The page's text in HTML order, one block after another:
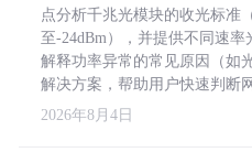
点分析千兆光模块的收光标准
至-24dBm），并提供不同速
解释功率异常的常见原因（如
解决方案，帮助用户快速判断
2026年8月4日